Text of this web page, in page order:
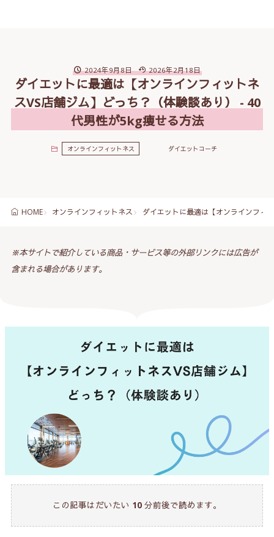
2024年9月8日 2026年2月18日
ダイエットに最適は【オンラインフィットネ
スVS店舗ジム】どっち？（体験談あり） - 40
代男性が5kg痩せる方法
オンラインフィットネス ダイエットコーチ
HOME オンラインフィットネス ダイエットに最適は【オンラインフィ
※本サイトで紹介している商品・サービス等の外部リンクには広告が
含まれる場合があります。
この記事はだいたい 10 分前後で読めます。